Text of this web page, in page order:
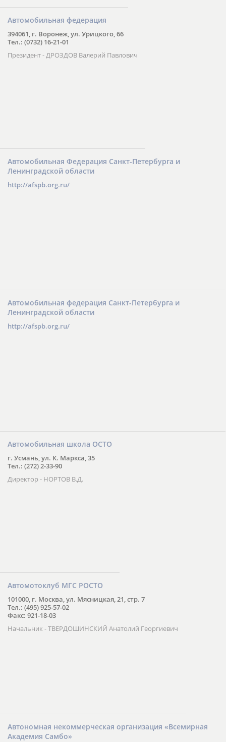
Автомобильная федерация
394061, г. Воронеж, ул. Урицкого, 66
Тел.: (0732) 16-21-01
Президент - ДРОЗДОВ Валерий Павлович
Автомобильная Федерация Санкт-Петербурга и
Ленинградской области
http://afspb.org.ru/
Автомобильная федерация Санкт-Петербурга и
Ленинградской области
http://afspb.org.ru/
Автомобильная школа ОСТО
г. Усмань, ул. К. Маркса, 35
Тел.: (272) 2-33-90
Директор - НОРТОВ В.Д.
Автомотоклуб МГС РОСТО
101000, г. Москва, ул. Мясницкая, 21, стр. 7
Тел.: (495) 925-57-02
Факс: 921-18-03
Начальник - ТВЕРДОШИНСКИЙ Анатолий Георгиевич
Автономная некоммерческая организация «Всемирная
Академия Самбо»